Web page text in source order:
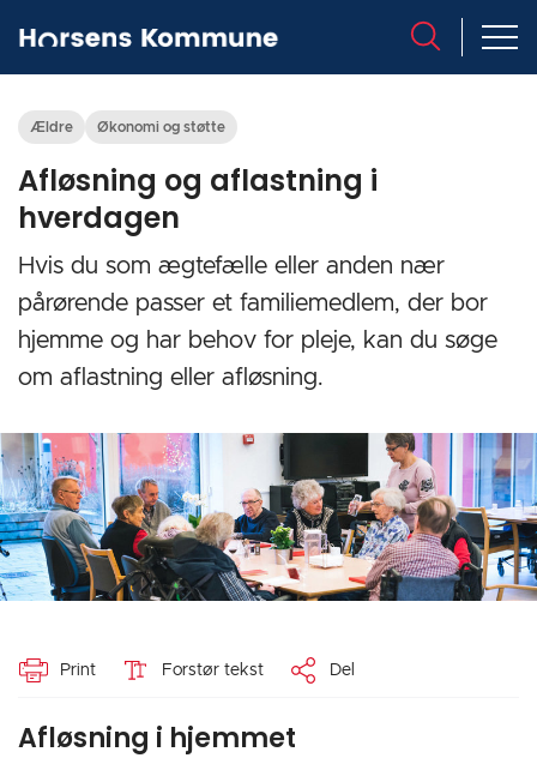
Ældre Økonomi og støtte
Afløsning og aflastning i
hverdagen
Hvis du som ægtefælle eller anden nær
pårørende passer et familiemedlem, der bor
hjemme og har behov for pleje, kan du søge
om aflastning eller afløsning.
Print Forstør tekst Del
Afløsning i hjemmet